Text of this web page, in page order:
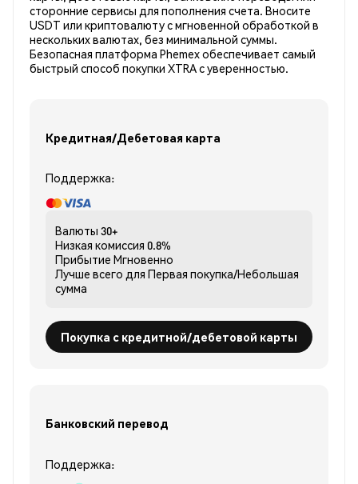
сторонние сервисы для пополнения счета. Вносите
USDT или криптовалюту с мгновенной обработкой в
нескольких валютах, без минимальной суммы.
Безопасная платформа Phemex обеспечивает самый
быстрый способ покупки XTRA с уверенностью.
Кредитная/Дебетовая карта
Поддержка:
Валюты 30+
Низкая комиссия 0.8%
Прибытие Мгновенно
Лучше всего для Первая покупка/Небольшая
сумма
Покупка с кредитной/дебетовой карты
Банковский перевод
Поддержка: